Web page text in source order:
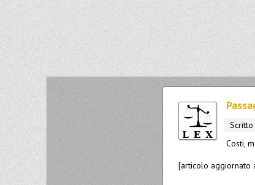
Scritto
Costi,
[articolo aggiornato